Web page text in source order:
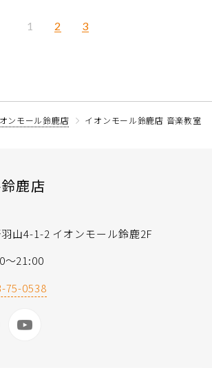
1 2 3
ンモール鈴鹿店 イオンモール鈴鹿店 音楽教室
鹿店
山4-1-2 イオンモール鈴鹿2F
〜21:00
75-0538